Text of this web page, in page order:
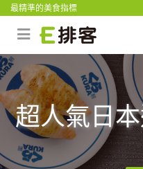
最精準的美食指標
超人氣日